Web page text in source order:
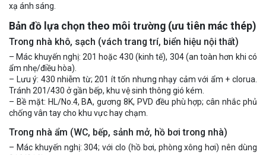
xạ ánh sáng.
Bản đồ lựa chọn theo môi trường (ưu tiên mác thép)
Trong nhà khô, sạch (vách trang trí, biển hiệu nội thất)
– Mác khuyến nghị: 201 hoặc 430 (kinh tế), 304 (an toàn hơn khi có
ẩm nhẹ/điều hòa).
– Lưu ý: 430 nhiễm từ; 201 ít tốn nhưng nhạy cảm với ẩm + clorua.
Tránh 201/430 ở gần bếp, khu vệ sinh thông gió kém.
– Bề mặt: HL/No.4, BA, gương 8K, PVD đều phù hợp; cân nhắc phủ
chống vân tay cho khu vực hay chạm.
Trong nhà ẩm (WC, bếp, sảnh mở, hồ bơi trong nhà)
– Mác khuyến nghị: 304; với clo (hồ bơi, phòng xông hơi) nên dùng